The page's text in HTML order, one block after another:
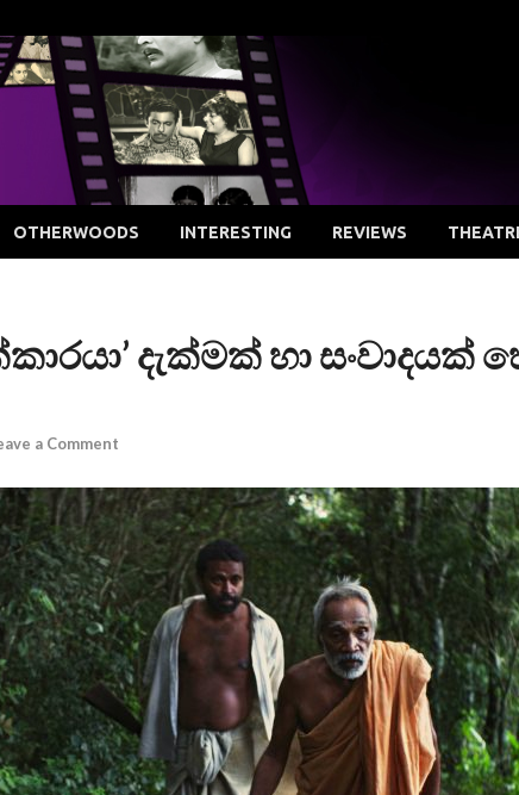
OTHERWOODS INTERESTING REVIEWS
දැක්මක් හා සංවාදයක්
a Comment